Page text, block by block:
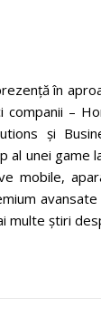
în
companii –
și
al unei game
mobile,
avansate
multe știri